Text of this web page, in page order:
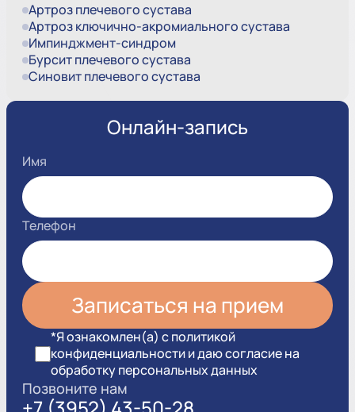
Артроз плечевого сустава
Артроз ключично-акромиального сустава
Импинджмент-синдром
Бурсит плечевого сустава
Синовит плечевого сустава
Онлайн-запись
Имя
Телефон
*Я ознакомлен(а) с политикой
конфиденциальности и даю согласие на
обработку персональных данных
Позвоните нам